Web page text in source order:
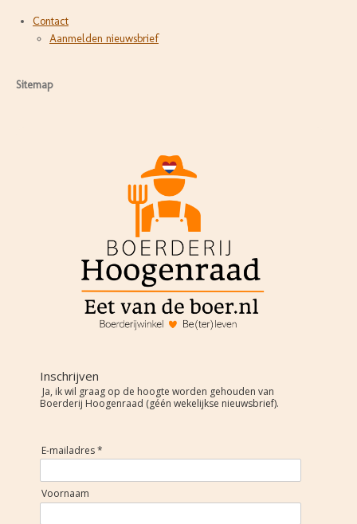
Contact
Aanmelden nieuwsbrief
Sitemap
Inschrijven
Ja, ik wil graag op de hoogte worden gehouden van
Boerderij Hoogenraad (géén wekelijkse nieuwsbrief).
E-mailadres *
Voornaam